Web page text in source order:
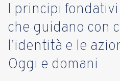
I principi
che guidano con
l’identità e le
Oggi e domani